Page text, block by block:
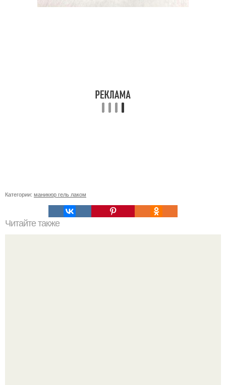
Категории: маникюр гель лаком
Читайте также